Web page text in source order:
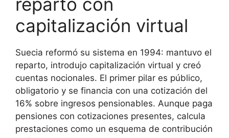
capitalización virtual
Suecia reformó su sistema en 1994: mantuvo el
reparto, introdujo capitalización virtual y creó
cuentas nocionales. El primer pilar es público,
obligatorio y se financia con una cotización del
16% sobre ingresos pensionables. Aunque paga
pensiones con cotizaciones presentes, calcula
prestaciones como un esquema de contribución